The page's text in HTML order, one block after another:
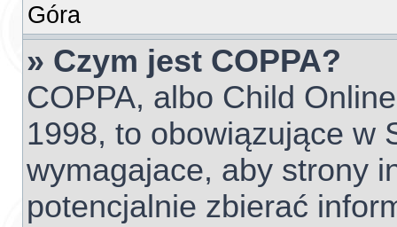
Góra
» Czym jest COPPA?
COPPA, albo Child
1998, to obowiązujące w
wymagajace, aby strony
potencjalnie zbierać